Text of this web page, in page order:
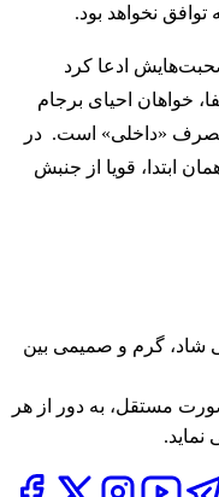
نخواهد بود.
ادعا کرد
خواهان احیای برجام
«داخلی» است. در
ابتدا، قویا از جنبش
شاد، گرم و صمیمی بین
مستقل، به دور از هر